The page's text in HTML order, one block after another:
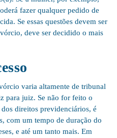
fazer qualquer pedido de
Se essas questões devem ser
deve ser decidido o mais
varia altamente de tribunal
para juiz. Se não for feito o
direitos previdenciários, é
com um tempo de duração do
e até um tanto mais. Em